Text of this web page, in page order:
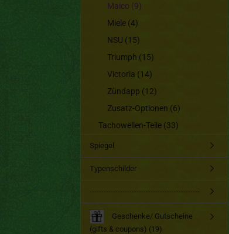
Maico (9)
Miele (4)
NSU (15)
Triumph (15)
Victoria (14)
Zündapp (12)
Zusatz-Optionen (6)
Tachowellen-Teile (33)
Spiegel
Typenschilder
-----------------------------------------------
Geschenke/ Gutscheine
(gifts & coupons) (19)